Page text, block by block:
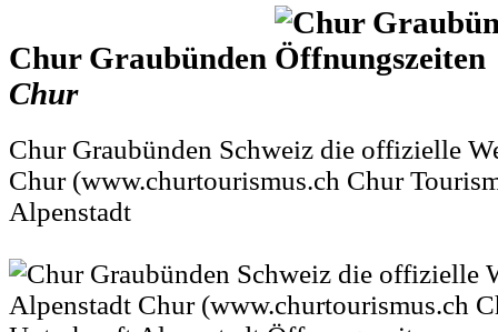
Chur Graubünden
Chur
Chur Graubünden Schweiz die offizielle
Chur (www.churtourismus.ch Chur
Alpenstadt